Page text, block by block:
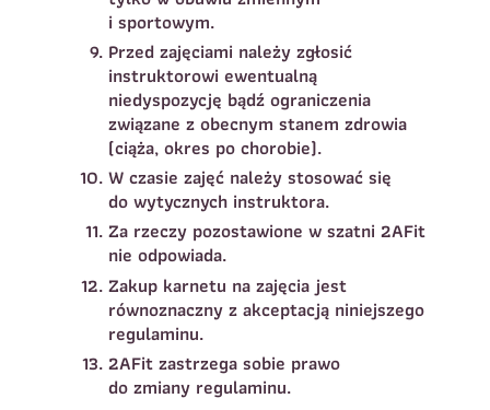
Imię* Nazwisko*
Data urodzenia
Rozmiar
koszulki
Treść wiadomości
Telefon do kontaktu
E-mail
Treść wiadomości
Zapisz się
i sportowym.
Przed zajęciami należy zgłosić
instruktorowi ewentualną
niedyspozycję bądź ograniczenia
związane z obecnym stanem zdrowia
(ciąża, okres po chorobie).
W czasie zajęć należy stosować się
do wytycznych instruktora.
Za rzeczy pozostawione w szatni 2AFit
nie odpowiada.
Zakup karnetu na zajęcia jest
równoznaczny z akceptacją niniejszego
regulaminu.
2AFit zastrzega sobie prawo
do zmiany regulaminu.